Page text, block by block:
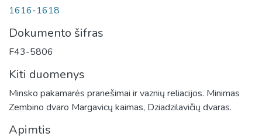
1616-1618
Dokumento šifras
F43-5806
Kiti duomenys
Minsko pakamarės pranešimai ir vaznių reliacijos. Minimas
Zembino dvaro Margavicų kaimas, Dziadzilavičių dvaras.
Apimtis